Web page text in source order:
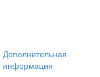
Дополнительная
информация